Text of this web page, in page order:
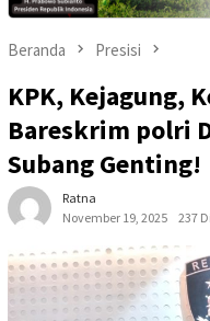
Beranda Presisi
KPK, Kejagung,
Bareskrim polri
Subang Genting!
Ratna
November 19, 2025
237